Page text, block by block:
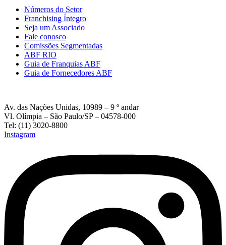
Números do Setor
Franchising Íntegro
Seja um Associado
Fale conosco
Comissões Segmentadas
ABF RIO
Guia de Franquias ABF
Guia de Fornecedores ABF
Av. das Nações Unidas, 10989 – 9 º andar
Vl. Olímpia – São Paulo/SP – 04578-000
Tel: (11) 3020-8800
Instagram